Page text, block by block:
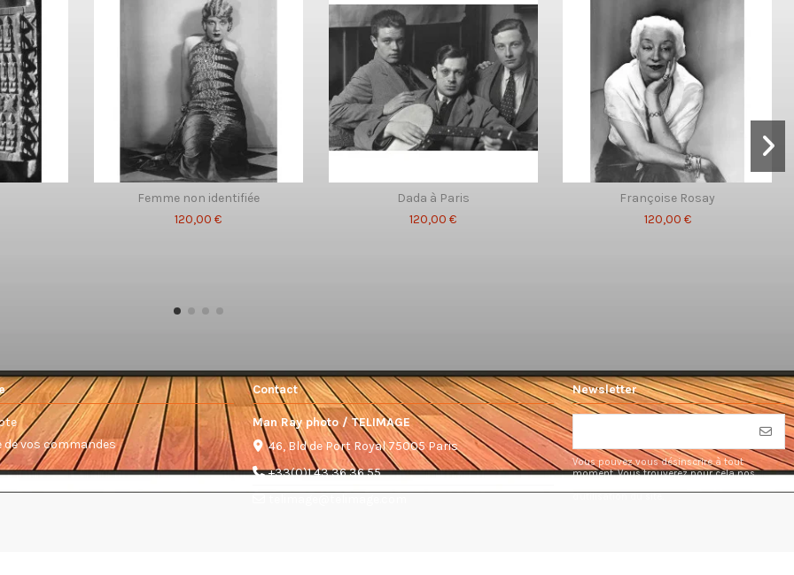
Femme non identifiée
120,00 €
Dada à Paris
120,00 €
Françoise Rosay
120,00 €
de vos commandes
Contact
Man Ray photo / TELIMAGE
46, Bld de Port Royal 75005 Paris
+33(0)1 43 36 36 55
Newsletter
Vous pouvez vous désinscrire à tout
moment. Vous trouverez pour cela nos